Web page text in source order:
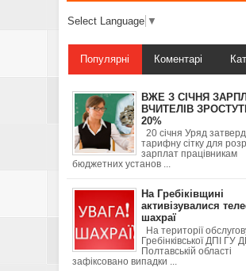
Select Language ▼
Популярні Коментарі
ВЖЕ З СІЧНЯ
ВЧИТЕЛІВ
20%
20 січня Уряд
тарифну сітку для
зарплат працівникам
бюджетних установ ...
На Гребіківщині
активізувалися
шахраї
На території
Гребінківської ДПІ ГУ
Полтавській області
зафіксовано випадки ...